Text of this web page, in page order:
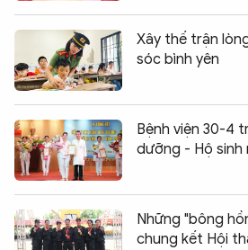
Xây thế trận
sóc bình yên
Bệnh viện 30-4
dưỡng - Hộ sinh
Những "bông
chung kết Hội